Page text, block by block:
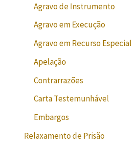
Agravo de Instrumento
Agravo em Execução
Agravo em Recurso Especial
Apelação
Contrarrazões
Carta Testemunhável
Embargos
Relaxamento de Prisão